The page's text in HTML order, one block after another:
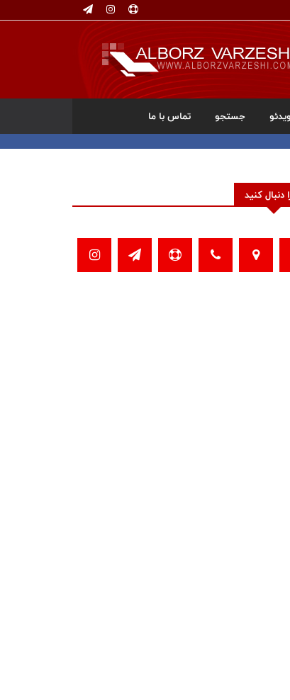
ویدئو جستجو تماس با ما
دنبال کنید